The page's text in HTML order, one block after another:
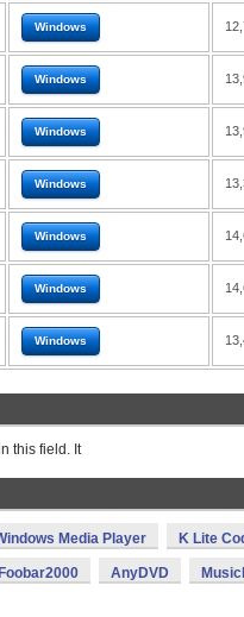
Windows
Windows
Windows
Windows
Windows
Windows
Windows
this field. It
Media Player K Lite
Foobar2000 AnyDVD